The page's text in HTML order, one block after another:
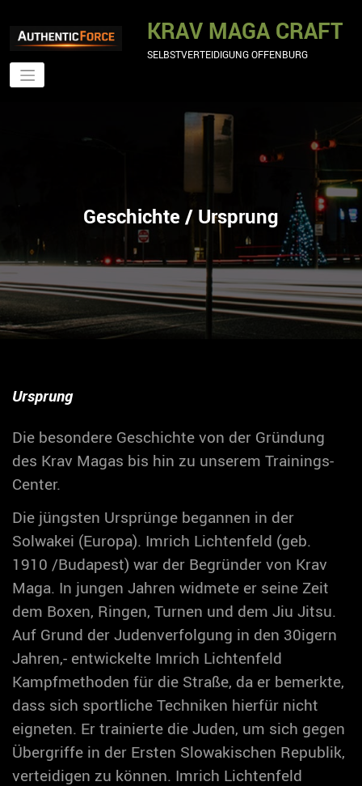
springen
KRAV MAGA CRAFT
SELBSTVERTEIDIGUNG OFFENBURG
Geschichte / Ursprung
Ursprung
Die besondere Geschichte von der Gründung
des Krav Magas bis hin zu unserem Trainings-
Center.
Die jüngsten Ursprünge begannen in der
Solwakei (Europa). Imrich Lichtenfeld (geb.
1910 /Budapest) war der Begründer von Krav
Maga. In jungen Jahren widmete er seine Zeit
dem Boxen, Ringen, Turnen und dem Jiu Jitsu.
Auf Grund der Judenverfolgung in den 30igern
Jahren,- entwickelte Imrich Lichtenfeld
Kampfmethoden für die Straße, da er bemerkte,
dass sich sportliche Techniken hierfür nicht
eigneten. Er trainierte die Juden, um sich gegen
Übergriffe in der Ersten Slowakischen Republik,
verteidigen zu können. Imrich Lichtenfeld